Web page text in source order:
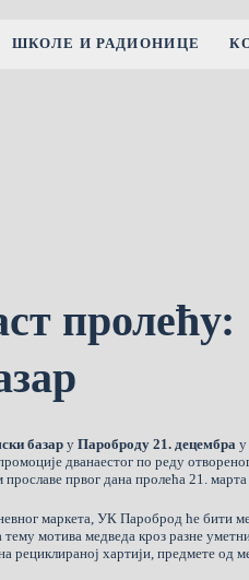
ШКОЛЕ И РАДИОНИЦЕ
пролећу:
базаруПароброду 21. децембра
дванаестог по реду
првог дана пролећа 21. марта
маркета, УК Пароброд ће бити
мотива медведа кроз разне
рециклираној хартији, предмете од